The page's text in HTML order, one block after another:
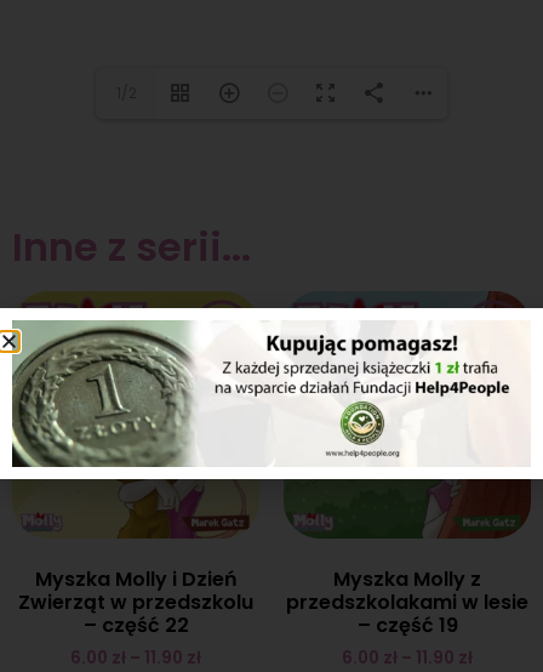
Inne z serii...
Myszka Molly i Dzień
Zwierząt w przedszkolu
– część 22
6.00 zł – 11.90 zł
Myszka Molly z
przedszkolakami w lesie
– część 19
6.00 zł – 11.90 zł